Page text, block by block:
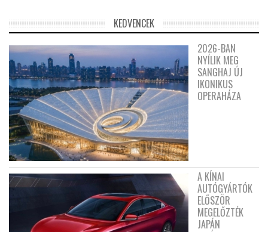
KEDVENCEK
2026-BAN
NYÍLIK MEG
SANGHAJ ÚJ
IKONIKUS
OPERAHÁZA
A KÍNAI
AUTÓGYÁRTÓK
ELŐSZÖR
MEGELŐZTÉK
JAPÁN